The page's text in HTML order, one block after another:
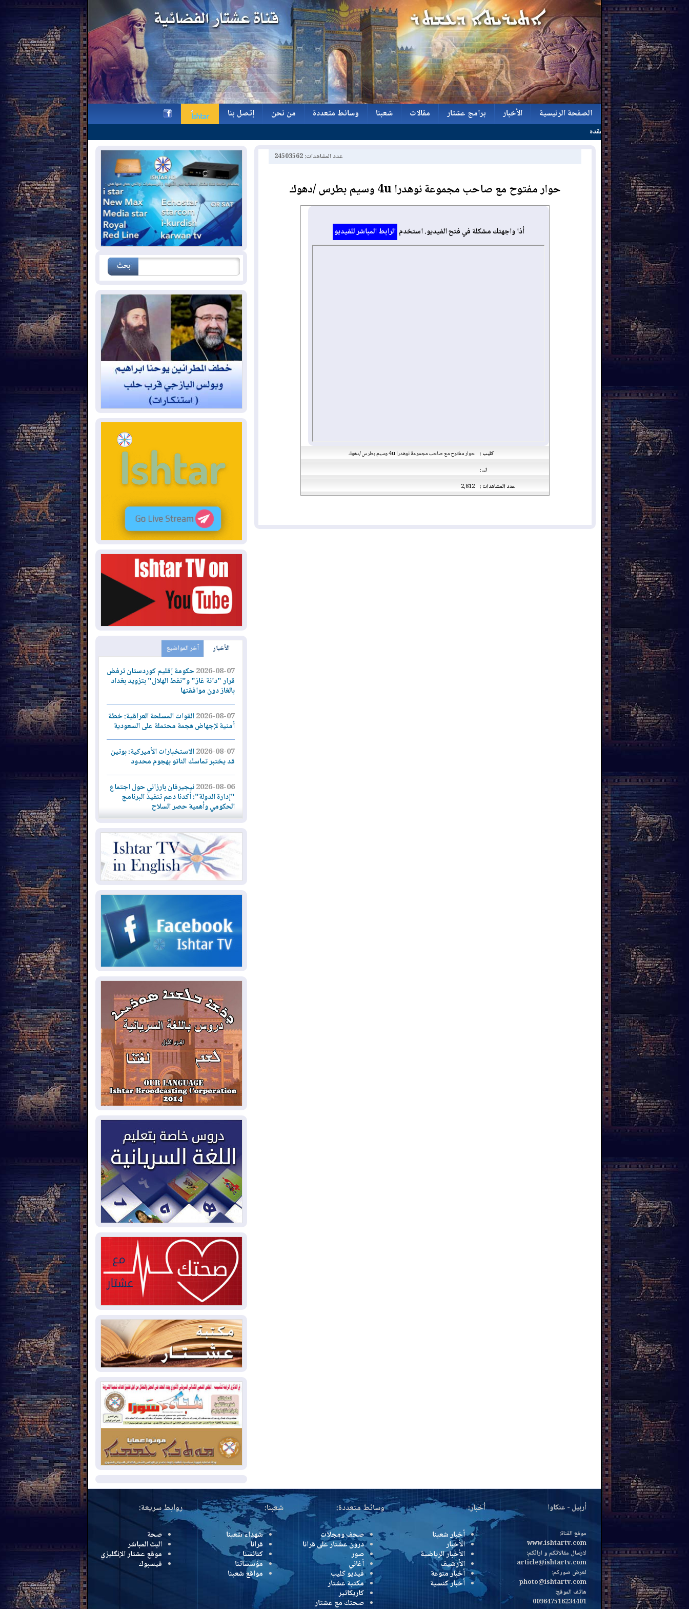
الصفحة الرئيسية
الصفحة الرئيسية
الأخبار
برامج عشتار
مقالات
شعبنا
وسائط متعددة
من نحن
إتصل بنا
لجنة التنسيق والتشاور
عدد المشاهدات: 24503562
حوار مفتوح مع صاحب مجموعة نوهدرا 4u وسيم بطرس /دهوك
أذا واجهتك مشكلة في فتح الفيديو. استخدم الرابط المباشر للفيديو
حوار مفتوح مع صاحب مجموعة نوهدرا 4u وسيم بطرس /دهوك كليب :
لــ :
2,812 عدد المشاهدات :
h
الأخبار آخر المواضيع
2026-08-07حكومة إقليم كوردستان ترفض
قرار "دانة غاز" و"نفط الهلال" بتزويد بغداد
بالغاز دون موافقتها
2026-08-07القوات المسلحة العراقية: خطة
أمنية لإجهاض هجمة محتملة على السعودية
2026-08-07الاستخبارات الأميركية: بوتين
قد يختبر تماسك الناتو بهجوم محدود
2026-08-06نيجيرفان بارزاني حول اجتماع
"إدارة الدولة": أكدنا دعم تنفيذ البرنامج
الحكومي وأهمية حصر السلاح
2026-08-06ائتلاف ادارة الدولة: من
يقومون بسلوك يهدد امن البلاد خارجون عن
القانون يجب محاربتهم
2026-08-06بعد هجومين قرب باب المندب..
الأحمر
2026-08-06مئات القاصرين بلا مأوى.. أزمة
سبتة تتصاعد وتضغط على مدريد
لمدة عام.. بدء توريد 100
مليون قدم مكعب يومياً من غاز كورمور في
إقليم كوردستان إلى وزارة الكهرباء العراقية
2026-08-05
15كارثة بيئية ومناخية ترسم
ملامح أخطر التحديات التي تواجه العراق
اليوم
2026-08-05
حرائق فرنسا.. توقيف 402
شخص بينهم 156 قاصرا منذ بداية موسم
الحرائق
2026-08-04سومو: إنتاج النفط في إقليم
كوردستان انخفض إلى أقل من 10%
ملفات حقبة الكاظمي تعود إلى
الواجهة.. أنباء عن مراجعات قضائية
وتحقيقات أوسع في قضايا فساد
2026-08-04بيترو يشكو تزوير الانتخابات
الرئاسية ويحذر من "حرب أهلية" في
كولومبيا
2026-08-03رئيس إقليم كوردستان في
2026-08-03
العراق يؤكد مجدداً التزامه
بمنع الهجمات على الدول المجاورة
2026-08-03
العجز والاقتراض يطوقان
دينار!
2026-08-03كوبا تغرق في الظلام مجددا
وانهيار الشبكة الكهربائية
2026-08-03
أوامر بإجلاء 60 ألف شخص
بسبب الحرائق في ولاية واشنطن
2026-08-02مشروع "حسابي" يُمهل
الموظفين حتى نهاية أغسطس لاستلام
بطاقاتهم المصرفية
2026-08-02دمشق وعمّان تحذران بغداد:
أي هجوم من أراضي العراق سيواجه برد
المزيد
أربيل - عنكاوا
موقع القناة:
www.ishtartv.com
لارسال مقالاتكم و ارائكم:
article@ishtartv.com
لعرض صوركم:
photo@ishtartv.com
هاتف الموقع:
009647516234401
أخبار:
أخبار شعبنا
الأخبار
الأخبار الرياضية
الأرشيف
أخبار منوعة
أخبار كنسية
وسائط متعددة:
صحف ومجلات
درون عشتار على قرانا
صور
أغاني
فيديو كليب
مكتبة عشتار
كاريكاتير
صحتك مع عشتار
شعبنا:
شهداء شعبنا
قرانا
كنائسنا
مؤسساتنا
مواقع شعبنا
روابط سريعة:
صحة
البث المباشر
موقع عشتار الإنگليزي
فيسبوك